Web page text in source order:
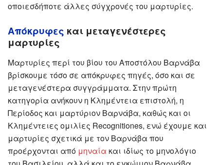
οποιεσδήποτε άλλες σύγχρονές του μαρτυρίες.
Απόκρυφες και μεταγενέστερες
μαρτυρίες
Μαρτυρίες περί του βίου του Αποστόλου Βαρνάβα
βρίσκουμε τόσο σε απόκρυφες πηγές, όσο και σε
μεταγενέστερα συγγράμματα. Στην πρώτη
κατηγορία ανήκουν η Κλημέντεια επιστολή, η
Περίοδος και μαρτύριον Βαρνάβα, καθώς και οι
Κλημέντειες ομιλίες Recognitiones, ενώ έχουμε και
μαρτυρίες σχετικά με τον Βαρνάβα που
προέρχονται από μηναία και ιδίως το μηνολόγιο